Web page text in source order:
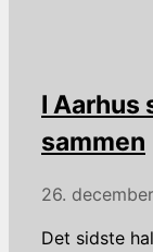
I Aarhus
sammen
26.
Det sidste